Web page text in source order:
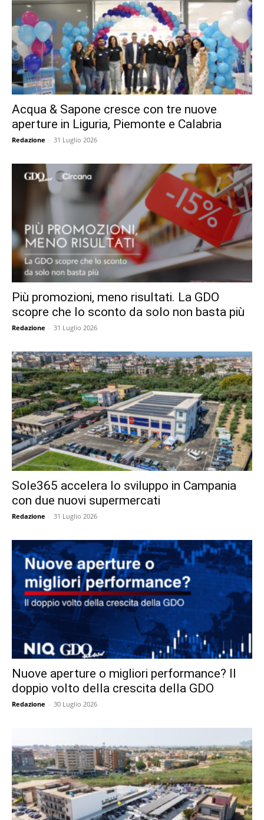
Acqua & Sapone cresce con tre nuove
aperture in Liguria, Piemonte e Calabria
Redazione - 31 Luglio 2026
Più promozioni, meno risultati. La GDO
scopre che lo sconto da solo non basta più
Redazione - 31 Luglio 2026
Sole365 accelera lo sviluppo in Campania
con due nuovi supermercati
Redazione - 31 Luglio 2026
Nuove aperture o migliori performance? Il
doppio volto della crescita della GDO
Redazione - 30 Luglio 2026